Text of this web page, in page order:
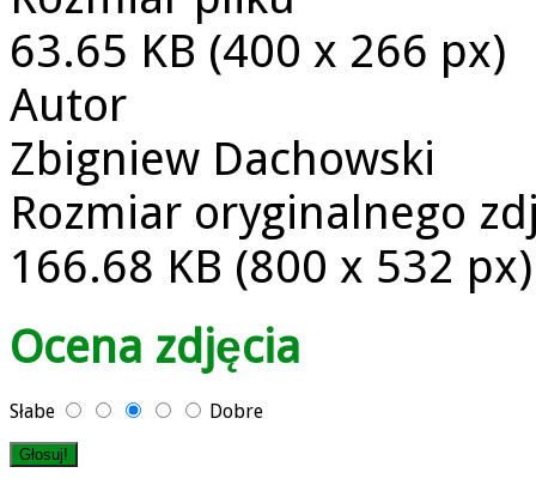
63.65 KB (400 x 266 px)
Autor
Zbigniew Dachowski
Rozmiar oryginalnego
166.68 KB (800 x 532 px)
Ocena zdjęcia
Słabe Dobre